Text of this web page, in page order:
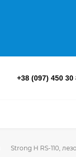
+38 (097) 450 30
Strong H RS-110,